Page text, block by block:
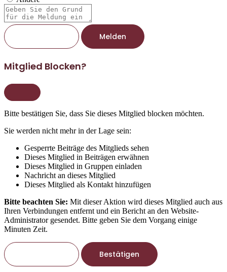
Berichtsnotiz
Melden
Mitglied Blocken?
Bitte bestätigen Sie, dass Sie dieses Mitglied blocken möchten.
Sie werden nicht mehr in der Lage sein:
Gesperrte Beiträge des Mitglieds sehen
Dieses Mitglied in Beiträgen erwähnen
Dieses Mitglied in Gruppen einladen
Nachricht an dieses Mitglied
Dieses Mitglied als Kontakt hinzufügen
Bitte beachten Sie: Mit dieser Aktion wird dieses Mitglied auch aus
Ihren Verbindungen entfernt und ein Bericht an den Website-
Administrator gesendet. Bitte geben Sie dem Vorgang einige
Minuten Zeit.
Bestätigen